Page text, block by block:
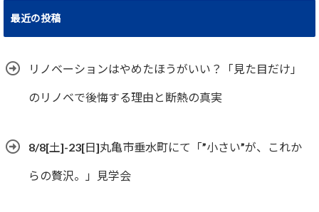
最近の投稿
リノベーションはやめたほうがいい？「見た目だけ」
のリノベで後悔する理由と断熱の真実
8/8[土]-23[日]丸亀市垂水町にて「”小さい”が、これか
らの贅沢。」見学会